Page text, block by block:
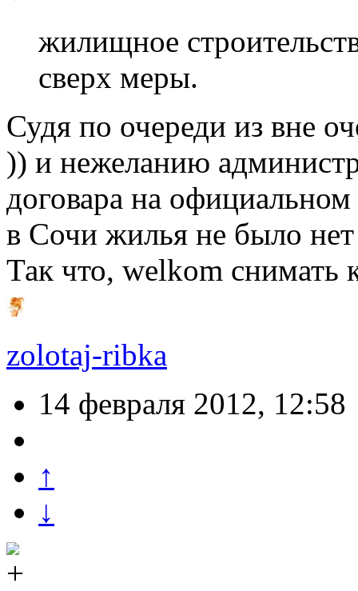
жилищное
сверх меры.
Судя по очереди из вне
)) и нежеланию
договара на официальном
в Сочи жилья не было нет
Так что, welkom снимать
zolotaj-ribka
14 февраля 2012, 12:58
↑
↓